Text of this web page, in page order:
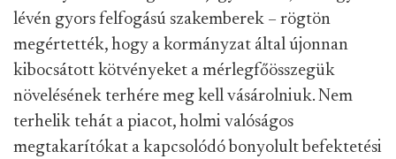
lévén gyors felfogású szakemberek – rögtön
megértették, hogy a kormányzat által újonnan
kibocsátott kötvényeket a mérlegfőösszegük
növelésének terhére meg kell vásárolniuk. Nem
terhelik tehát a piacot, holmi valóságos
megtakarítókat a kapcsolódó bonyolult befektetési